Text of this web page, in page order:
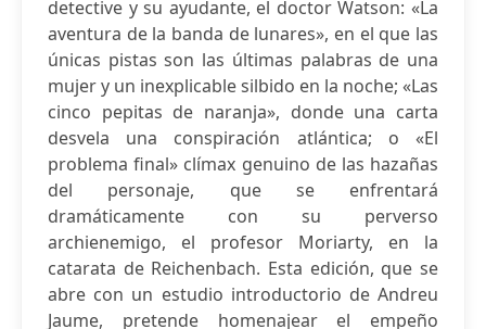
detective y su ayudante, el doctor Watson: «La
aventura de la banda de lunares», en el que las
únicas pistas son las últimas palabras de una
mujer y un inexplicable silbido en la noche; «Las
cinco pepitas de naranja», donde una carta
desvela una conspiración atlántica; o «El
problema final» clímax genuino de las hazañas
del personaje, que se enfrentará
dramáticamente con su perverso
archienemigo, el profesor Moriarty, en la
catarata de Reichenbach. Esta edición, que se
abre con un estudio introductorio de Andreu
Jaume, pretende homenajear el empeño